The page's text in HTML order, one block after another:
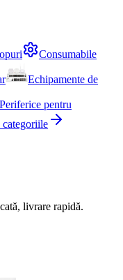
Consumabile
Echipamente de
Periferice pentru
categoriile
livrare rapidă.